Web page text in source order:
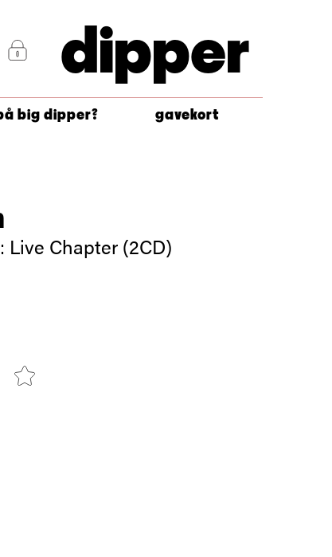
dipper
big dipper? gavekort
Live Chapter (2CD)